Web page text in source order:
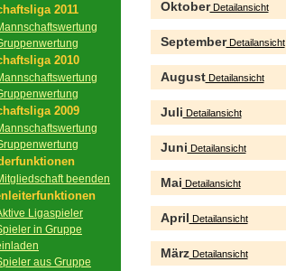
2011
2010
2009
beenden
Ligaspieler
in Gruppe
aus Gruppe
OktoberDetailansicht
SeptemberDetailansicht
AugustDetailansicht
Juli Detailansicht
Juni Detailansicht
Mai Detailansicht
April Detailansicht
MärzDetailansicht